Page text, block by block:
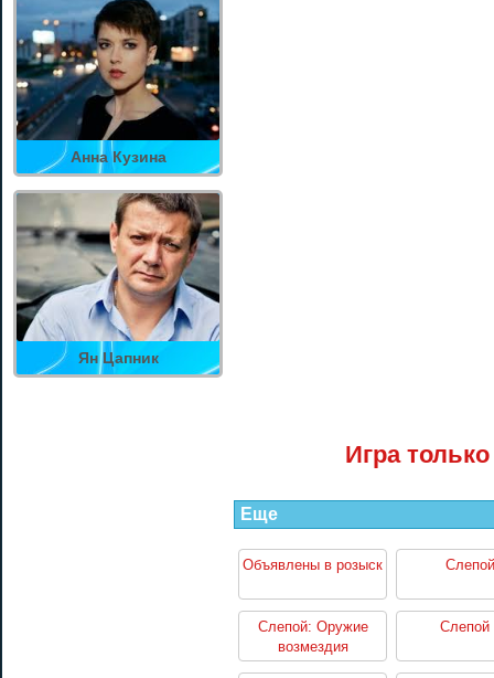
Анна Кузина
Ян Цапник
Игра
Еще
Объявлены в розыск Слепой
Слепой: Оружие
возмездия
Слепой